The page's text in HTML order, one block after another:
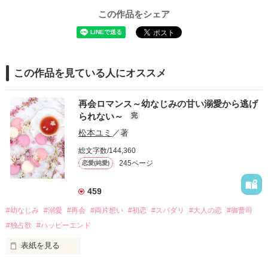
この作品をシェア
この作品を見ている人にオススメ
再会ロマンス～幼なじみの甘い溺愛から逃げ
られない～
完
松本ユミ ／著
総文字数/144,360
恋愛(純愛) 245ページ
459
#幼なじみ #溺愛 #再会 #両片想い #初恋 #スパダリ #大人の恋 #御曹司
#独占欲
#ハッピーエンド
表紙を見る